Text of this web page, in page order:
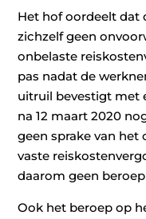
Het hof oordeelt dat
zichzelf geen
onbelaste
pas nadat de
uitruil bevestigt met
na 12 maart 2020
geen sprake van
vaste
daarom geen
Ook het beroep op